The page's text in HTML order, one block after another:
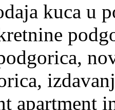
kuca u
apartment